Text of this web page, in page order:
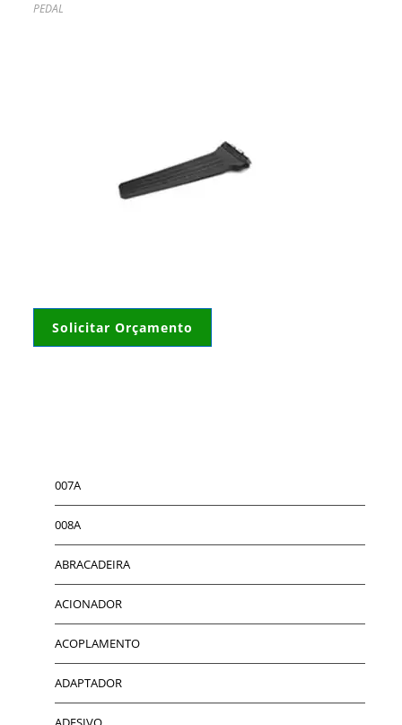
PEDAL
Solicitar Orçamento
007A
008A
ABRACADEIRA
ACIONADOR
ACOPLAMENTO
ADAPTADOR